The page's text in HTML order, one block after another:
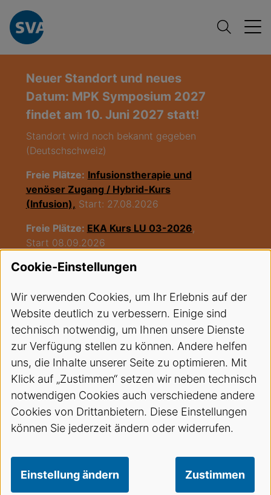
Neuer Standort und neues
Datum: MPK Symposium 2027
findet am 10. Juni 2027 statt!
Standort wird noch bekannt gegeben
(Deutschschweiz)
Freie Plätze: Infusionstherapie und
venöser Zugang / Hybrid-Kurs
(Infusion), Start: 27.08.2026
Freie Plätze: EKA Kurs LU 03-2026,
Start 08.09.2026
Cookie-Einstellungen
Wir verwenden Cookies, um Ihr Erlebnis auf der
Website deutlich zu verbessern. Einige sind
technisch notwendig, um Ihnen unsere Dienste
zur Verfügung stellen zu können. Andere helfen
uns, die Inhalte unserer Seite zu optimieren. Mit
Klick auf „Zustimmen“ setzen wir neben technisch
notwendigen Cookies auch verschiedene andere
Cookies von Drittanbietern. Diese Einstellungen
können Sie jederzeit ändern oder widerrufen.
Einstellung ändern Zustimmen